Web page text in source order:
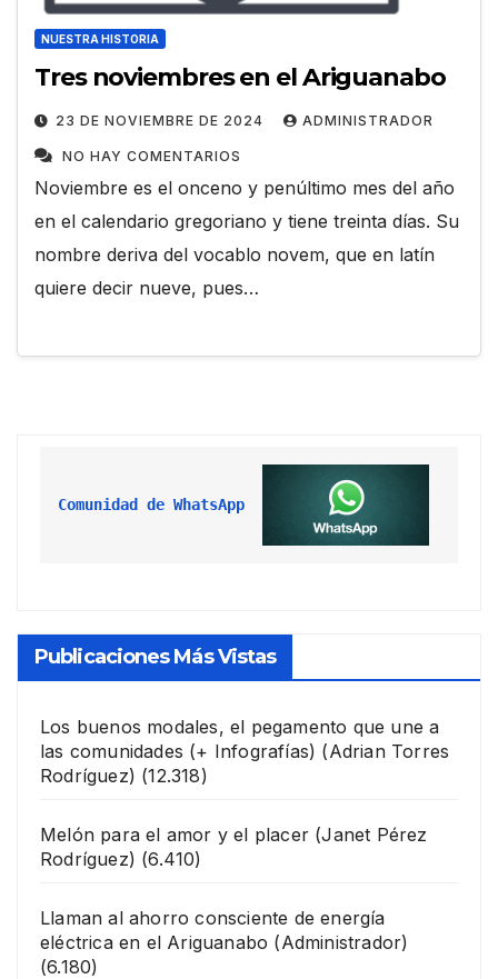
NUESTRA HISTORIA
Tres noviembres en el Ariguanabo
23 DE NOVIEMBRE DE 2024 ADMINISTRADOR
NO HAY COMENTARIOS
Noviembre es el onceno y penúltimo mes del año
en el calendario gregoriano y tiene treinta días. Su
nombre deriva del vocablo novem, que en latín
quiere decir nueve, pues…
Comunidad de WhatsApp
Publicaciones Más Vistas
Los buenos modales, el pegamento que une a
las comunidades (+ Infografías) (Adrian Torres
Rodríguez) (12.318)
Melón para el amor y el placer (Janet Pérez
Rodríguez) (6.410)
Llaman al ahorro consciente de energía
eléctrica en el Ariguanabo (Administrador)
(6.180)